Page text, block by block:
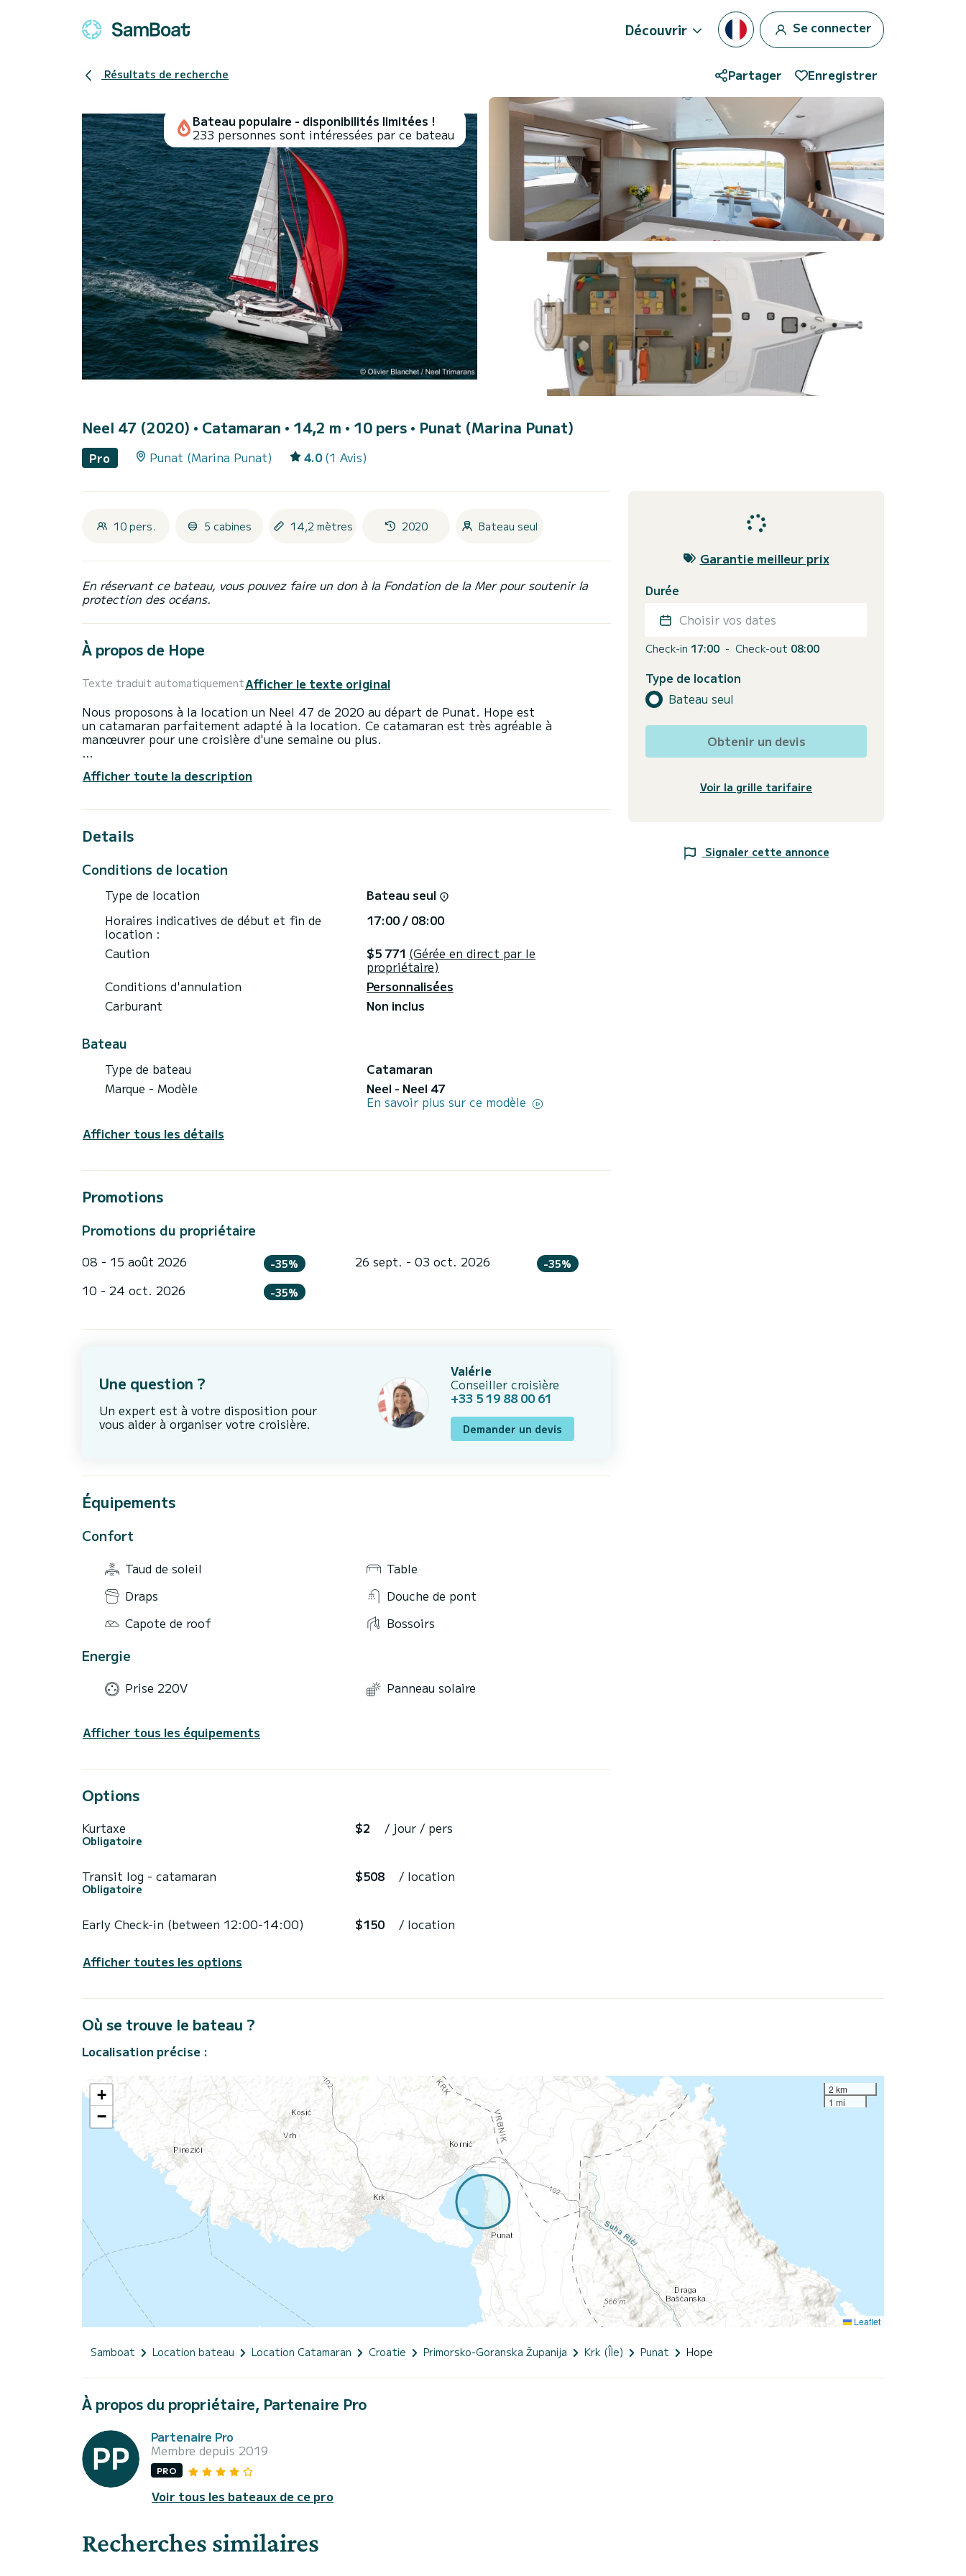
Découvrir Se connecter
Résultats de recherche Partager Enregistrer
Bateau populaire - disponibilités limitées !
233 personnes sont intéressées par ce bateau
Neel 47 (2020) • Catamaran • 14,2 m • 10 pers • Punat (Marina Punat)
Pro Punat (Marina Punat) 4.0 (1 Avis)
10 pers. 5 cabines 14,2 mètres 2020 Bateau seul
En réservant ce bateau, vous pouvez faire un don à la Fondation de la Mer pour soutenir la
protection des océans.
À propos de Hope
Texte traduit automatiquementAfficher le texte original
Nous proposons à la location un Neel 47 de 2020 au départ de Punat. Hope est
un catamaran parfaitement adapté à la location. Ce catamaran est très agréable à
manœuvrer pour une croisière d'une semaine ou plus.
personnes. Avec une longueur totale de 14 mètres, il sera votre meilleur allié pour passer des
notamment les équipements suivants : Douche de pont, Panneau solaire.
N'hésitez pas à nous contacter pour toute demande devis, vous serez accompagné par un
Afficher toute la description
Details
Conditions de location
Type de location
Bateau seul
Horaires indicatives de début et fin de
location :
17:00 / 08:00
Caution
$5 771 (Gérée en direct par le
propriétaire)
Conditions d'annulation
Personnalisées
Carburant
Non inclus
Bateau
Type de bateau
Catamaran
Marque - Modèle
Neel - Neel 47
En savoir plus sur ce modèle
Afficher tous les détails
Promotions
Promotions du propriétaire
08 - 15 août 2026 -35% 26 sept. - 03 oct. 2026 -35%
10 - 24 oct. 2026 -35%
Une question ?
Un expert est à votre disposition pour
vous aider à organiser votre croisière.
Valérie
Conseiller croisière
+33 5 19 88 00 61
Demander un devis
Équipements
Confort
Taud de soleil
Table
Draps
Douche de pont
Capote de roof
Bossoirs
Energie
Prise 220V Panneau solaire
Afficher tous les équipements
Options
Kurtaxe
Obligatoire
$2 / jour / pers
Transit log - catamaran
Obligatoire
$508 / location
Early Check-in (between 12:00-14:00) $150 / location
Afficher toutes les options
Garantie meilleur prix
Durée
Choisir vos dates
Check-in 17:00 - Check-out 08:00
Type de location
Bateau seul
Obtenir un devis
Voir la grille tarifaire
Signaler cette annonce
Où se trouve le bateau ?
Localisation précise :
+
−
2 km
1 mi
Leaflet
Samboat Location bateau Location Catamaran Croatie Primorsko-Goranska Županija Krk (Île) Punat Hope
À propos du propriétaire, Partenaire Pro
Partenaire Pro
Membre depuis 2019
PRO
Voir tous les bateaux de ce pro
Recherches similaires